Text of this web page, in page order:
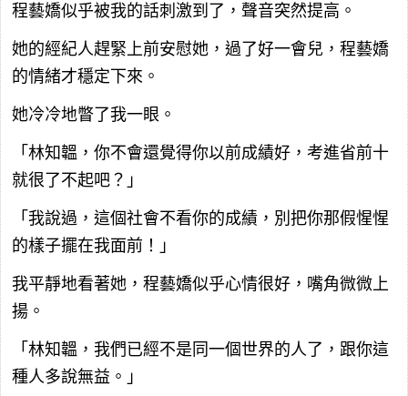
程藝嬌似乎被我的話刺激到了，聲音突然提高。
她的經紀人趕緊上前安慰她，過了好一會兒，程藝嬌
的情緒才穩定下來。
她冷冷地瞥了我一眼。
「林知韞，你不會還覺得你以前成績好，考進省前十
就很了不起吧？」
「我說過，這個社會不看你的成績，別把你那假惺惺
的樣子擺在我面前！」
我平靜地看著她，程藝嬌似乎心情很好，嘴角微微上
揚。
「林知韞，我們已經不是同一個世界的人了，跟你這
種人多說無益。」